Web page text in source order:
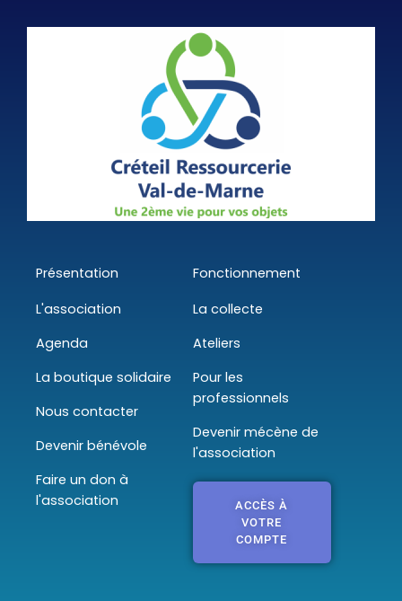
Présentation
L'association
Agenda
La boutique solidaire
Nous contacter
Devenir bénévole
Faire un don à
l'association
Fonctionnement
La collecte
Ateliers
Pour les
professionnels
Devenir mécène de
l'association
ACCÈS À
VOTRE
COMPTE